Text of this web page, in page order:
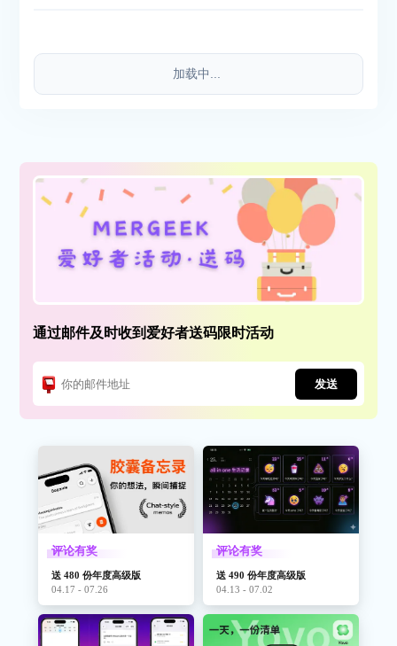
加载中...
通过邮件及时收到爱好者送码限时活动
发送
评论有奖
送 480 份年度高级版
04.17 - 07.26
评论有奖
送 490 份年度高级版
04.13 - 07.02